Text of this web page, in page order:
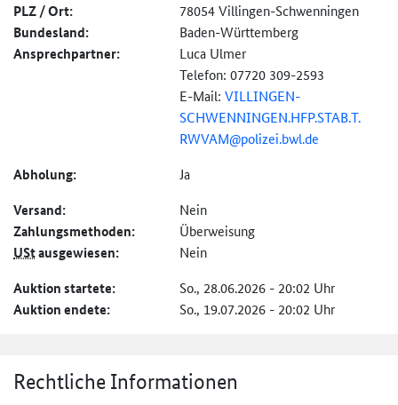
PLZ / Ort: 78054 Villingen-Schwenningen
Bundesland: Baden-Württemberg
Ansprechpartner:
Luca Ulmer
Telefon: 07720 309-2593
E-Mail: VILLINGEN-
SCHWENNINGEN.HFP.STAB.T.
RWVAM@polizei.bwl.de
Abholung: Ja
Versand: Nein
Zahlungs­methoden: Überweisung
UStausgewiesen: Nein
Auktion startete: So., 28.06.2026 - 20:02 Uhr
Auktion endete: So., 19.07.2026 - 20:02 Uhr
Rechtliche Informationen